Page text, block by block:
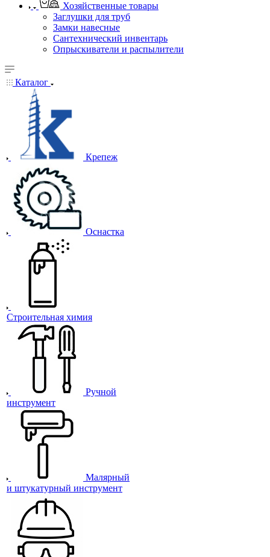
Хозяйственные товары
Заглушки для труб
Замки навесные
Сантехнический инвентарь
Опрыскиватели и распылители
Каталог
Крепеж
Оснастка
Строительная химия
Ручной
инструмент
Малярный
и штукатурный инструмент